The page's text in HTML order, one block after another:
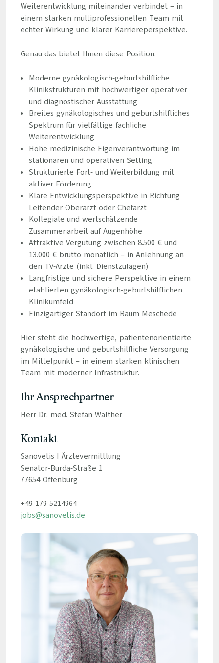
Weiterentwicklung miteinander verbindet – in
einem starken multiprofessionellen Team mit
echter Wirkung und klarer Karriereperspektive.
Genau das bietet Ihnen diese Position:
Moderne gynäkologisch-geburtshilfliche
Klinikstrukturen mit hochwertiger operativer
und diagnostischer Ausstattung
Breites gynäkologisches und geburtshilfliches
Spektrum für vielfältige fachliche
Weiterentwicklung
Hohe medizinische Eigenverantwortung im
stationären und operativen Setting
Strukturierte Fort- und Weiterbildung mit
aktiver Förderung
Klare Entwicklungsperspektive in Richtung
Leitender Oberarzt oder Chefarzt
Kollegiale und wertschätzende
Zusammenarbeit auf Augenhöhe
Attraktive Vergütung zwischen 8.500 € und
13.000 € brutto monatlich – in Anlehnung an
den TV-Ärzte (inkl. Dienstzulagen)
Langfristige und sichere Perspektive in einem
etablierten gynäkologisch-geburtshilflichen
Klinikumfeld
Einzigartiger Standort im Raum Meschede
Hier steht die hochwertige, patientenorientierte
gynäkologische und geburtshilfliche Versorgung
im Mittelpunkt – in einem starken klinischen
Team mit moderner Infrastruktur.
Ihr Ansprechpartner
Herr Dr. med. Stefan Walther
Kontakt
Sanovetis I Ärztevermittlung
Senator-Burda-Straße 1
77654 Offenburg
+49 179 5214964
jobs@sanovetis.de